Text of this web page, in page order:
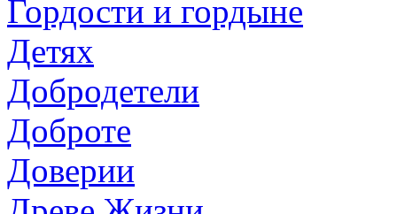
Гордости и гордыне
Детях
Добродетели
Доброте
Доверии